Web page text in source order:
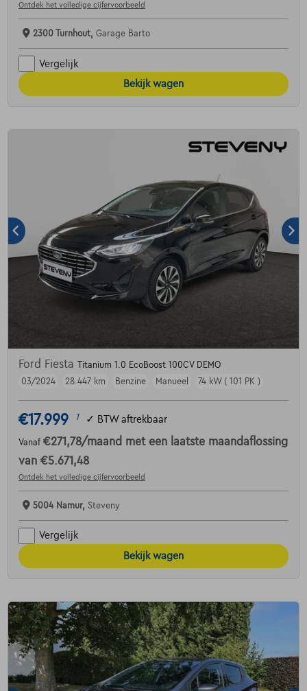
Ontdek het volledige cijfervoorbeeld
2300 Turnhout, Garage Barto
Vergelijk
Bekijk wagen
Ford Fiesta Titanium 1.0 EcoBoost 100CV DEMO
03/2024
28.447 km Benzine Manueel 74 kW ( 101 PK )
€17.999 1 ✓ BTW aftrekbaar
Vanaf €271,78/maand met een laatste maandaflossing
van €5.671,48
Ontdek het volledige cijfervoorbeeld
5004 Namur, Steveny
Vergelijk
Bekijk wagen